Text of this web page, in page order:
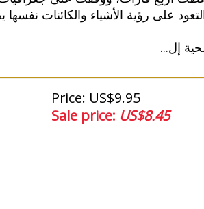
على رؤية الأشياء والكائنات نفسها
إل...
Price: US$9.95
Sale price: US$8.45